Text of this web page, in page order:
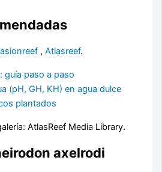
,Atlasreef.
guía paso a paso
(pH, GH, KH) en agua dulce
plantados
AtlasReef Media Library.
axelrodi